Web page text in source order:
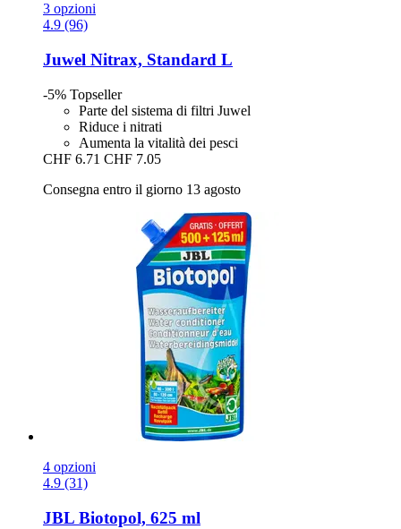
3 opzioni
4.9 (96)
Juwel Nitrax, Standard L
-5% Topseller
Parte del sistema di filtri Juwel
Riduce i nitrati
Aumenta la vitalità dei pesci
CHF 6.71 CHF 7.05
Consegna entro il giorno 13 agosto
4 opzioni
4.9 (31)
JBL Biotopol, 625 ml